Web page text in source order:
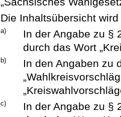
Die Inhaltsübersicht
a)
In der Angabe zu §
durch das Wort
b)
In den Angaben zu
c)
In der Angabe zu §